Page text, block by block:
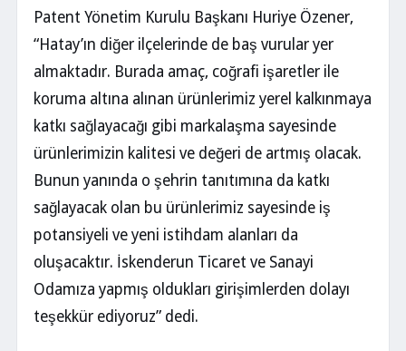
Patent Yönetim Kurulu Başkanı Huriye Özener,
“Hatay’ın diğer ilçelerinde de baş vurular yer
almaktadır. Burada amaç, coğrafi işaretler ile
koruma altına alınan ürünlerimiz yerel kalkınmaya
katkı sağlayacağı gibi markalaşma sayesinde
ürünlerimizin kalitesi ve değeri de artmış olacak.
Bunun yanında o şehrin tanıtımına da katkı
sağlayacak olan bu ürünlerimiz sayesinde iş
potansiyeli ve yeni istihdam alanları da
oluşacaktır. İskenderun Ticaret ve Sanayi
Odamıza yapmış oldukları girişimlerden dolayı
teşekkür ediyoruz” dedi.